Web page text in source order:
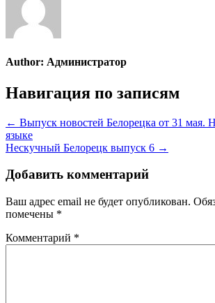
Author: Администратор
Навигация по записям
← Выпуск новостей Белорецка от 31 мая.
языке
Нескучный Белорецк выпуск 6 →
Добавить комментарий
Ваш адрес email не будет опубликован.
помечены *
Комментарий *